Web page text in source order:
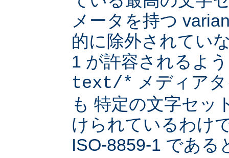
メータを持つ
的に除外されてい
1 が許容されるよ
text/* メディア
も 特定の文字セッ
けられているわけ
ISO-8859-1 である